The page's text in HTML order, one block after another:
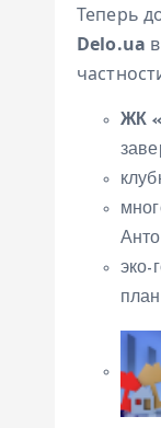
Теперь
Delo.ua
ЖК
эко-